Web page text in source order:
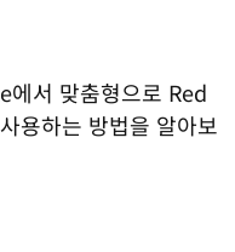
서 맞춤형으로 Red
용하는 방법을 알아보